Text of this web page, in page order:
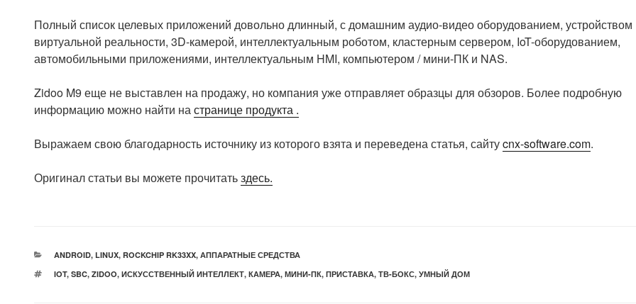
Полный список целевых приложений довольно длинный, с домашним аудио-видео оборудованием, устройством
виртуальной реальности, 3D-камерой, интеллектуальным роботом, кластерным сервером, IoT-оборудованием,
автомобильными приложениями, интеллектуальным HMI, компьютером / мини-ПК и NAS.
Zidoo M9 еще не выставлен на продажу, но компания уже отправляет образцы для обзоров. Более подробную
информацию можно найти настранице продукта .
Выражаем свою благодарность источнику из которого взята и переведена статья, сайтуcnx-software.com.
Оригинал статьи вы можете прочитатьздесь.
РУБРИКИ
ANDROID, LINUX, ROCKCHIP RK33XX, АППАРАТНЫЕ СРЕДСТВА
МЕТКИ
IOT, SBC, ZIDOO, ИСКУССТВЕННЫЙ ИНТЕЛЛЕКТ, КАМЕРА, МИНИ-ПК, ПРИСТАВКА, ТВ-БОКС, УМНЫЙ ДОМ